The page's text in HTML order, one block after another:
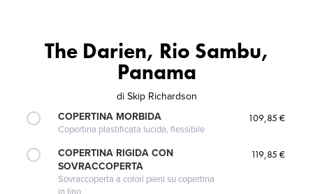
The Darien, Rio Sambu,
Panama
di Skip Richardson
COPERTINA MORBIDA
Copertina plastificata lucida, flessibile
109,85 €
COPERTINA RIGIDA CON
SOVRACCOPERTA
Sovraccoperta a colori pieni su copertina
in lino
119,85 €